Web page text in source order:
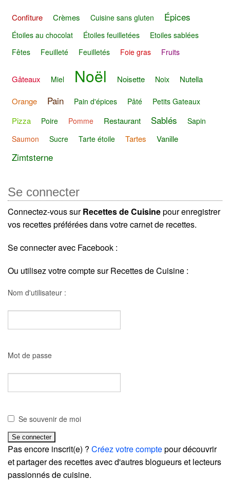
Confiture Crèmes Cuisine sans gluten Épices
Étoiles au chocolat Étoiles feuilletées
Etoiles sablées
Fêtes
Feuilleté Feuilletés Foie gras Fruits
Gâteaux Miel Noël Noisette Noix Nutella
Orange Pain Pain d'épices Pâté Petits Gateaux
Pizza Poire Pomme Restaurant Sablés
Sapin
Saumon
Sucre Tarte étoile Tartes Vanille
Zimtsterne
Se connecter
Connectez-vous surRecettes de Cuisinepour enregistrer
vos recettes préférées dans votre carnet de recettes.
Se connecter avec Facebook :
Ou utilisez votre compte sur Recettes de Cuisine :
Nom d'utilisateur :
Mot de passe
Se souvenir de moi
Pas encore inscrit(e) ? Créez votre comptepour découvrir
et partager des recettes avec d'autres blogueurs et lecteurs
passionnés de cuisine.